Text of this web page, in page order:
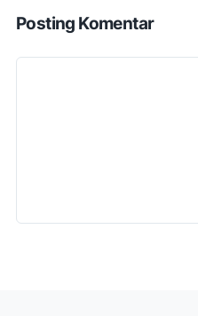
Posting Komentar